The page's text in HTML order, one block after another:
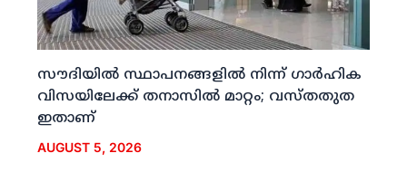
സൗദിയില്‍ സ്ഥാപനങ്ങളില്‍ നിന്ന് ഗാര്‍ഹിക
വിസയിലേക്ക് തനാസില്‍ മാറ്റം; വസ്തതുത
ഇതാണ്
AUGUST 5, 2026